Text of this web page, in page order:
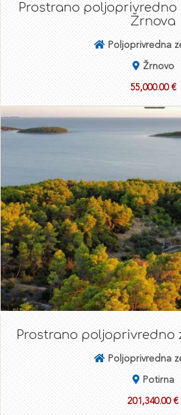
Prostrano poljoprivredno
Žrnova
Poljoprivredna
Žrnovo
55,000.00 €
Prostrano poljoprivredno
Poljoprivredna
Potirna
201,340.00 €